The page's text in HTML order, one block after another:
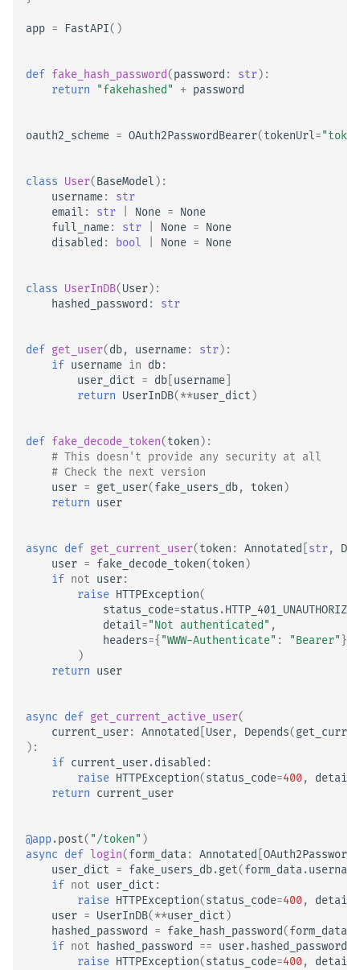
app = FastAPI()
def fake_hash_password(password : str):
return
"fakehashed" + password
oauth2_scheme = OAuth2PasswordBearer(tokenUrl=
class User(BaseModel ):
username:
str
email : str None = None
full_name: str None = None
disabled : bool None = None
class UserInDB(User):
hashed_password : str
def get_user(db, username: str):
if username in db:
user_dict = db username
return UserInDB(**user_dict )
def fake_decode_token(token ):
# This doesn't provide any security at all
# Check the next version
user = get_user(fake_users_db, token )
return user
async def get_current_user(token : Annotated str,
user = fake_decode_token(token )
if not user:
raise HTTPException(
status_code=status .HTTP_401_UNAUTHORIZED
detail="Not authenticated" ,
headers={ "WWW-Authenticate" : "Bearer" },
)
return user
async def get_current_active_user(
current_user: Annotated User, Depends(
):
if current_user.disabled :
raise HTTPException(status_code=400, detail
return current_user
@app.post( "/token" )
async def login(form_data : Annotated
user_dict = fake_users_db.get(form_data .username
if not user_dict :
raise HTTPException(status_code=400, detail
user = UserInDB(**user_dict )
hashed_password = fake_hash_password(form_data
if not hashed_password == user.hashed_password
raise HTTPException(status_code=400, detail